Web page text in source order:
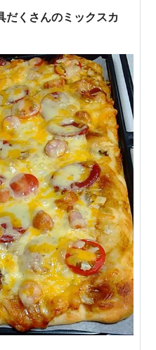
て…
くさんのミックスカ